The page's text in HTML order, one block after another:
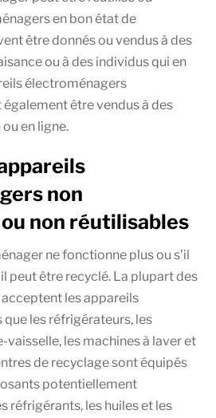
en bon état de
être donnés ou vendus à des
ou à des individus qui en
électroménagers
être vendus à des
en ligne.
non
non réutilisables
ne fonctionne plus ou s’il
peut être recyclé. La plupart des
les appareils
les réfrigérateurs, les
vaisselle, les machines à laver et
de recyclage sont équipés
potentiellement
réfrigérants, les huiles et les